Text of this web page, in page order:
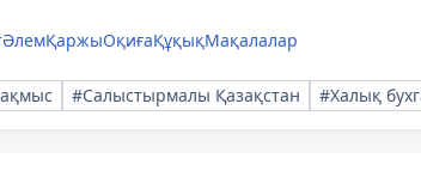
ӘлемҚаржыОқиғаҚұқықМақалалар
#Салыстырмалы Қазақстан #Халық